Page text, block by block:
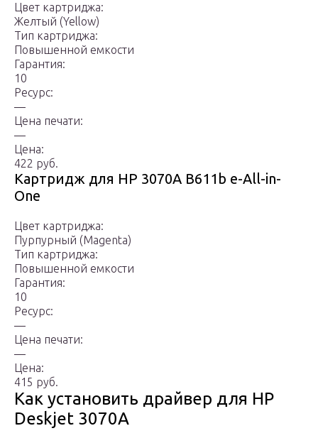
Цвет картриджа:
Желтый (Yellow)
Тип картриджа:
Повышенной емкости
Гарантия:
10
Ресурс:
—
Цена печати:
—
Цена:
422 руб.
Картридж для HP 3070A B611b e-All-in-
One
Цвет картриджа:
Пурпурный (Magenta)
Тип картриджа:
Повышенной емкости
Гарантия:
10
Ресурс:
—
Цена печати:
—
Цена:
415 руб.
Как установить драйвер для HP
Deskjet 3070A